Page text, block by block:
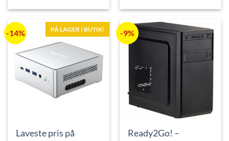
var:
er:
var:
er:
-14% PÅ LAGER I BUTIK!
Laveste pris på
-9%
Ready2Go! –